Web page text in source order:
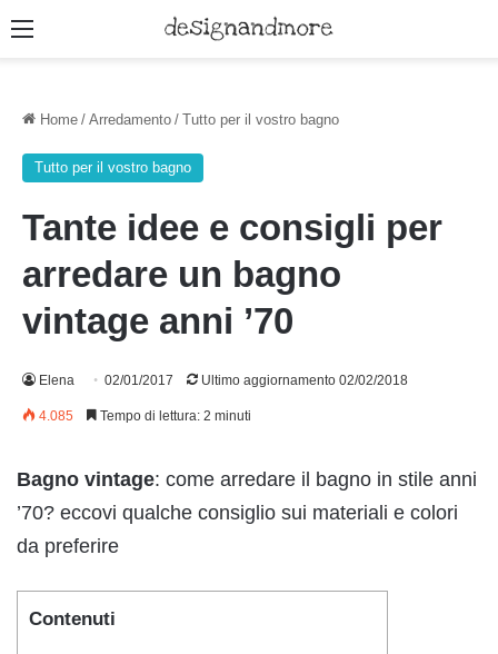
Menu
Home / Arredamento / Tutto per il vostro bagno
Tutto per il vostro bagno
Tante idee e consigli per
arredare un bagno
vintage anni ’70
Elena 02/01/2017 Ultimo aggiornamento 02/02/2018
4.085 Tempo di lettura: 2 minuti
Bagno vintage: come arredare il bagno in stile anni
’70? eccovi qualche consiglio sui materiali e colori
da preferire
Contenuti